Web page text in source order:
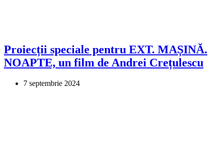
Proiecții speciale pentru EXT. MAȘINĂ.
NOAPTE, un film de Andrei Crețulescu
7 septembrie 2024